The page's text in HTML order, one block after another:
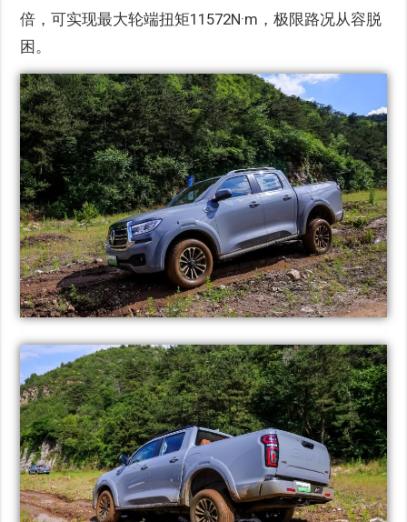
倍，可实现最大轮端扭矩11572N·m，极限路况从容脱
困。